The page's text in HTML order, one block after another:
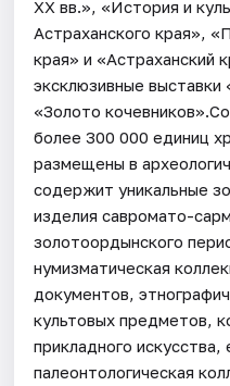
XX вв.», «История и
Астраханского края»,
края» и «Астраханский
эксклюзивные
«Золото
более 300 000 единиц
размещены в
содержит уникальные
изделия савромато-
золотоордынского
нумизматическая
документов,
культовых предметов,
прикладного искусства,
палеонтологическая